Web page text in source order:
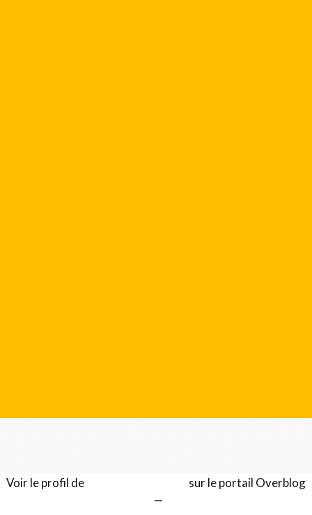
Voir le profil de sur le portail Overblog